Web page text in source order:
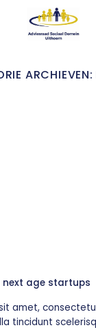
ARCHIEVEN:
next age startups
amet,
tincidunt